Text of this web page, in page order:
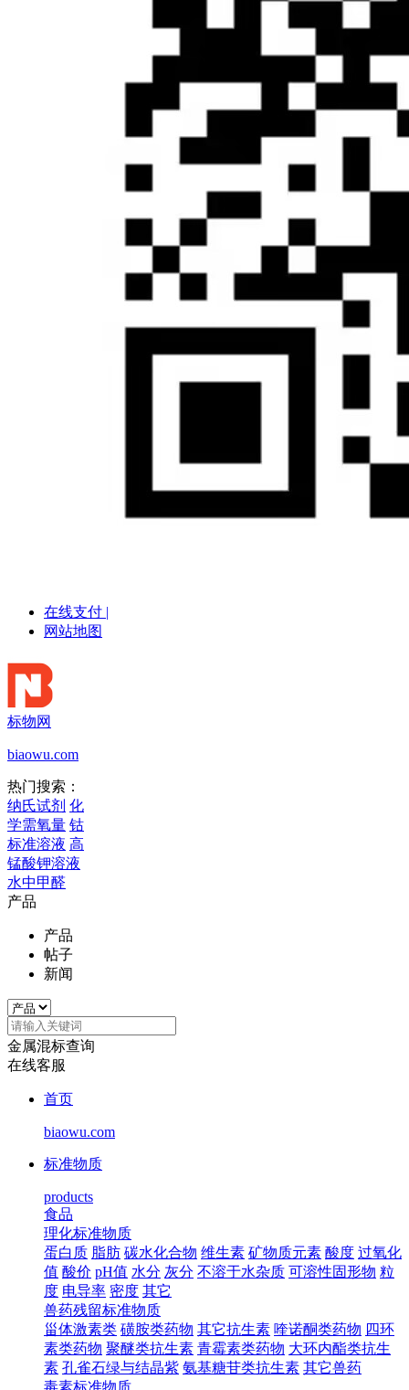
在线支付 |
网站地图
标物网
biaowu.com
热门搜索：
纳氏试剂 化
学需氧量 钴
标准溶液 高
锰酸钾溶液
水中甲醛
产品
产品
帖子
新闻
金属混标查询
在线客服
首页
biaowu.com
标准物质
products
食品
理化标准物质
蛋白质 脂肪 碳水化合物 维生素 矿物质元素 酸度 过氧化
值 酸价 pH值 水分 灰分 不溶于水杂质 可溶性固形物 粒
度 电导率 密度 其它
兽药残留标准物质
甾体激素类 磺胺类药物 其它抗生素 喹诺酮类药物 四环
素类药物 聚醚类抗生素 青霉素类药物 大环内酯类抗生
素 孔雀石绿与结晶紫 氨基糖苷类抗生素 其它兽药
毒素标准物质